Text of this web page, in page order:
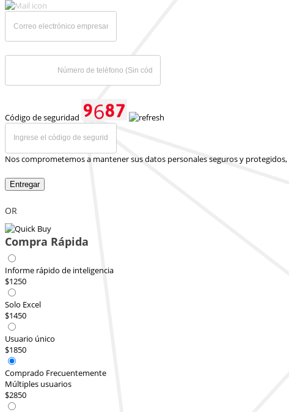
Código de seguridad
Nos comprometemos a mantener sus datos personales seguros y protegidos,
Entregar
OR
Compra Rápida
Informe rápido de inteligencia
$1250
Solo Excel
$1450
Usuario único
$1850
Comprado Frecuentemente
Múltiples usuarios
$2850